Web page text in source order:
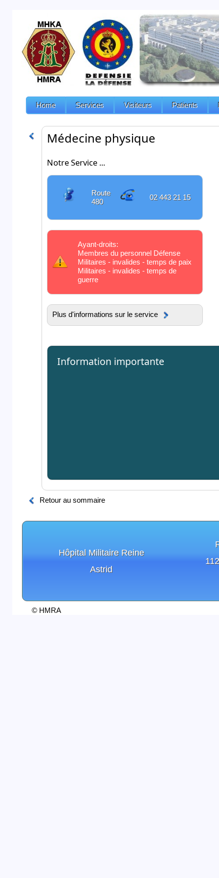
Home Services Visiteurs Patients
Médecine physique
Notre Service ...
Route
480
02 443 21 15
Ayant-droits:
Membres du personnel Défense
Militaires - invalides - temps de paix
Militaires - invalides - temps de
guerre
Plus d'informations sur le service
Information importante
Retour au sommaire
Hôpital Militaire Reine
Astrid
© HMRA